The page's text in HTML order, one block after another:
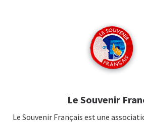
Le Souvenir
Le Souvenir Français est une